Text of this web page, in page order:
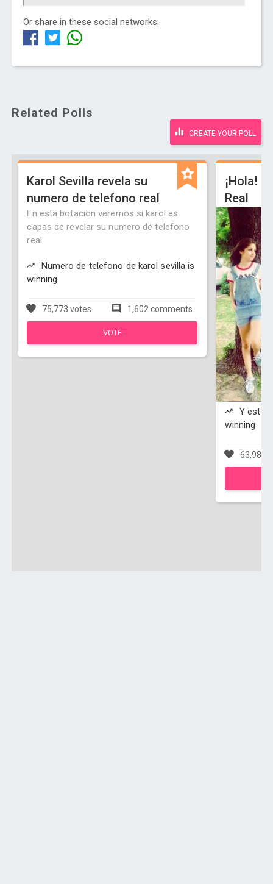
Or share in these social networks:
Related Polls
CREATE YOUR POLL
Karol Sevilla revela su
numero de telefono real
En esta botacion veremos si karol es
capas de revelar su numero de telefono
real
Numero de telefono de karol sevilla is
winning
75,773 votes 1,602 comments
VOTE
¡Hola!
Real
Y esta
winning
63,983